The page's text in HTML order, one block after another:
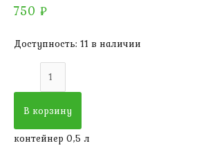
750 ₽
Доступность: 11 в наличии
Количество
товара
Гортензия
Доппио
В корзину
контейнер 0,5 л